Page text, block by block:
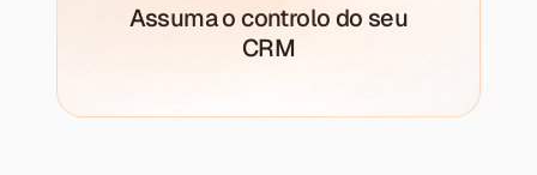
Assuma o controlo do seu
CRM